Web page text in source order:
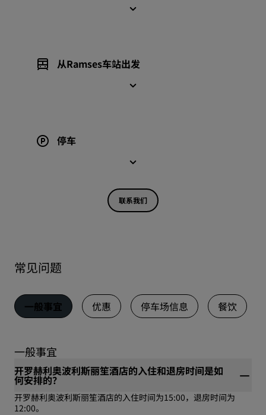
从Ramses车站出发
停车
联系我们
常见问题
一般事宜 优惠 停车场信息 餐饮
一般事宜
开罗赫利奥波利斯丽笙酒店的入住和退房时间是如
何安排的？
开罗赫利奥波利斯丽笙酒店的入住时间为15:00，退房时间为
12:00。